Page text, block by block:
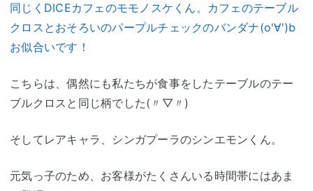
同じくDICEカフェのモモノスケくん。カフェのテーブル
クロスとおそろいのパープルチェックのバンダナ(о'∀')b
お似合いです！
こちらは、偶然にも私たちが食事をしたテーブルのテー
ブルクロスと同じ柄でした(〃▽〃)
そしてレアキャラ、シンガプーラのシンエモンくん。
元気っ子のため、お客様がたくさんいる時間帯にはあま